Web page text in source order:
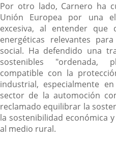
Por otro lado, Carnero ha
Unión Europea por una
excesiva, al entender
energéticas relevantes
social. Ha defendido una
sostenibles "ordenada,
compatible con la
industrial, especialmente
sector de la automoción
reclamado equilibrar la
la sostenibilidad económica
al medio rural.